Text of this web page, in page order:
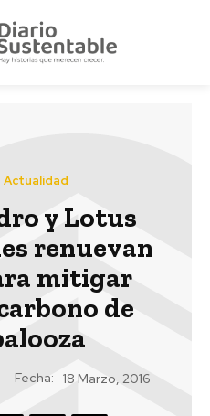
Actualidad
y Lotus
renuevan
mitigar
de
Fecha: 18 Marzo, 2016